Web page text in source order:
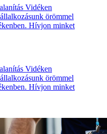
Vidéken
örömmel
Hívjon minket
Vidéken
örömmel
Hívjon minket